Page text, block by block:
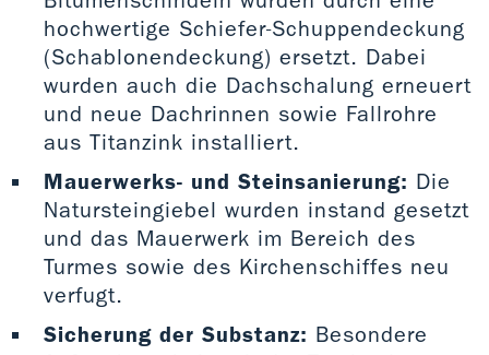
hochwertige Schiefer-Schuppendeckung
(Schablonendeckung) ersetzt. Dabei
wurden auch die Dachschalung erneuert
und neue Dachrinnen sowie Fallrohre
aus Titanzink installiert.
Mauerwerks- und Steinsanierung: Die
Natursteingiebel wurden instand gesetzt
und das Mauerwerk im Bereich des
Turmes sowie des Kirchenschiffes neu
verfugt.
Sicherung der Substanz: Besondere